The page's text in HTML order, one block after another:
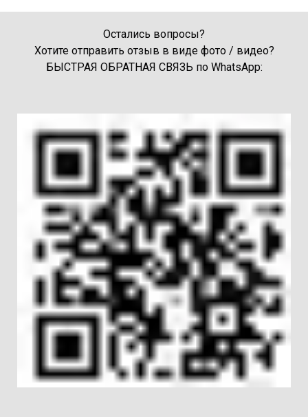
Остались вопросы?
Хотите отправить отзыв в виде фото / видео?
БЫСТРАЯ ОБРАТНАЯ СВЯЗЬ по WhatsApp: